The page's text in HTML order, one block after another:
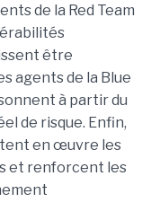
de la Red Team
être
agents de la Blue
à partir du
de risque. Enfin,
en œuvre les
et renforcent les